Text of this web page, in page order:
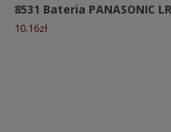
8531 Bateria PANASONIC
10.16zł